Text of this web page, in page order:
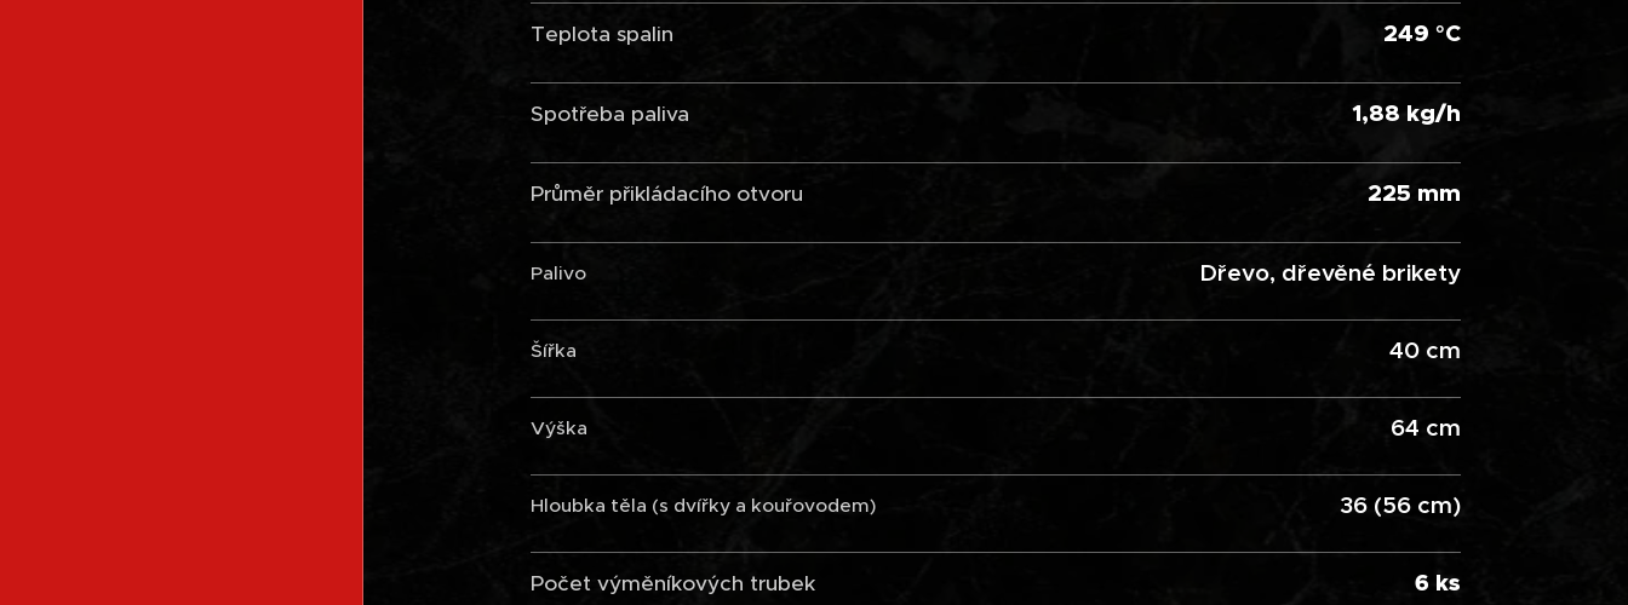
Teplota spalin 249 °C
Spotřeba paliva 1,88 kg/h
Průměr přikládacího otvoru 225 mm
Palivo Dřevo, dřevěné brikety
Šířka 40 cm
Výška 64 cm
Hloubka těla (s dvířky a kouřovodem) 36 (56 cm)
Počet výměníkových trubek 6 ks